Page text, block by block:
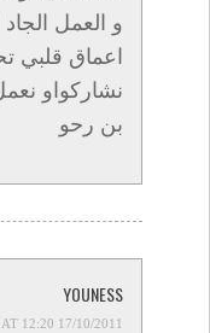
و العمل
اعماق قلبي
نشاركواو
بن رحو
YOUNESS
17/10/2011 AT 12:20